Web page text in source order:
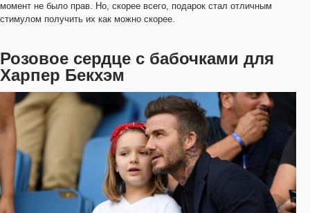
момент не было прав. Но, скорее всего, подарок стал отличным
стимулом получить их как можно скорее.
Розовое сердце с бабочками для
Харпер Бекхэм